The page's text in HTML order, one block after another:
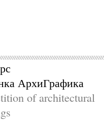
АрхиГрафика
of architectural